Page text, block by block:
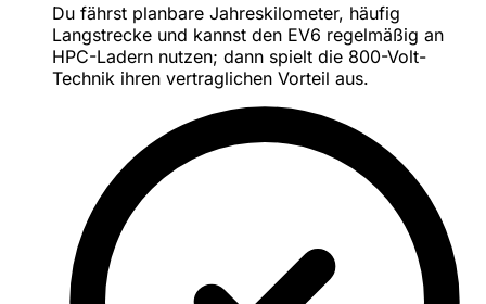
Du fährst planbare Jahreskilometer, häufig
Langstrecke und kannst den EV6 regelmäßig an
HPC-Ladern nutzen; dann spielt die 800-Volt-
Technik ihren vertraglichen Vorteil aus.